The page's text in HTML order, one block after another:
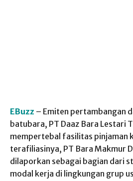
EBuzz – Emiten pertambangan
batubara, PT Daaz Bara Lestari
mempertebal fasilitas pinjaman
terafiliasinya, PT Bara Makmur
dilaporkan sebagai bagian dari
modal kerja di lingkungan grup